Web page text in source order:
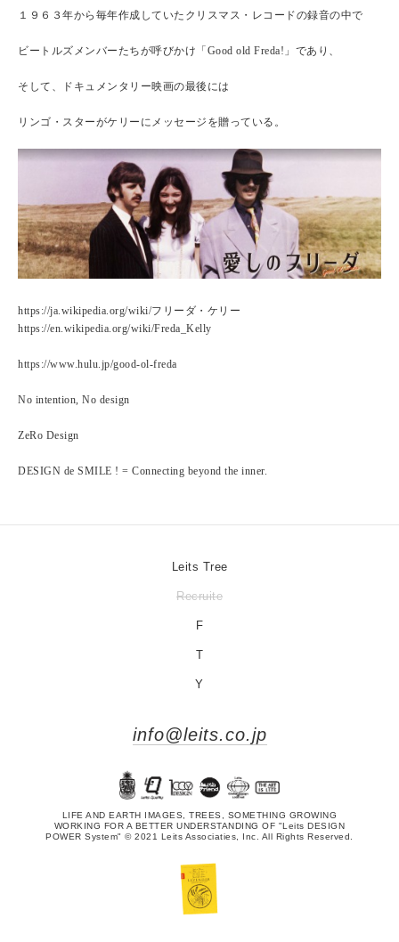
１９６３年から毎年作成していたクリスマス・レコードの録音の中で
ビートルズメンバーたちが呼びかけ「Good old Freda!」であり、
そして、ドキュメンタリー映画の最後には
リンゴ・スターがケリーにメッセージを贈っている。
https://ja.wikipedia.org/wiki/フリーダ・ケリー
https://en.wikipedia.org/wiki/Freda_Kelly
https://www.hulu.jp/good-ol-freda
No intention, No design
ZeRo Design
DESIGN de SMILE ! = Connecting beyond the inner.
Leits Tree
Recruite
F
T
Y
info@leits.co.jp
LIFE AND EARTH IMAGES, TREES, SOMETHING GROWING
WORKING FOR A BETTER UNDERSTANDING OF "Leits DESIGN
POWER System" © 2021 Leits Associaties, Inc. All Rights Reserved.